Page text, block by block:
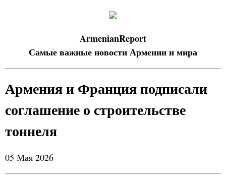
ArmenianReport
Самые важные новости Армении и мира
Армения и Франция подписали
соглашение о строительстве
тоннеля
05 Мая 2026